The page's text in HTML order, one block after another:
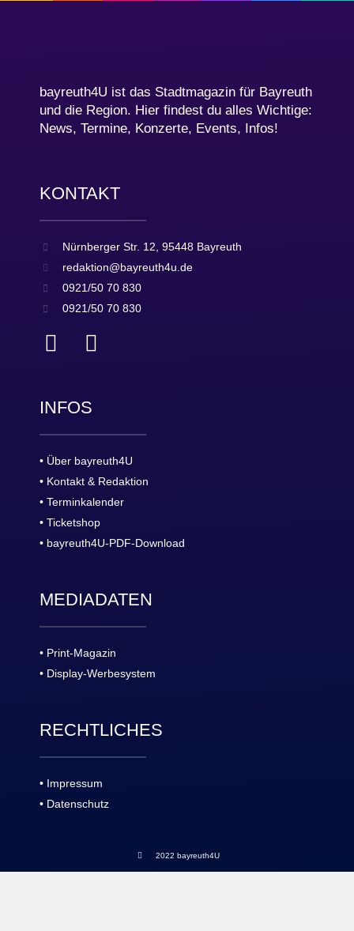
bayreuth4U ist das Stadtmagazin für Bayreuth
und die Region. Hier findest du alles Wichtige:
News, Termine, Konzerte, Events, Infos!
KONTAKT
Nürnberger Str. 12, 95448 Bayreuth
redaktion@bayreuth4u.de
0921/50 70 830
0921/50 70 830
INFOS
• Über bayreuth4U
• Kontakt & Redaktion
• Terminkalender
• Ticketshop
• bayreuth4U-PDF-Download
MEDIADATEN
• Print-Magazin
• Display-Werbesystem
RECHTLICHES
• Impressum
• Datenschutz
2022 bayreuth4U